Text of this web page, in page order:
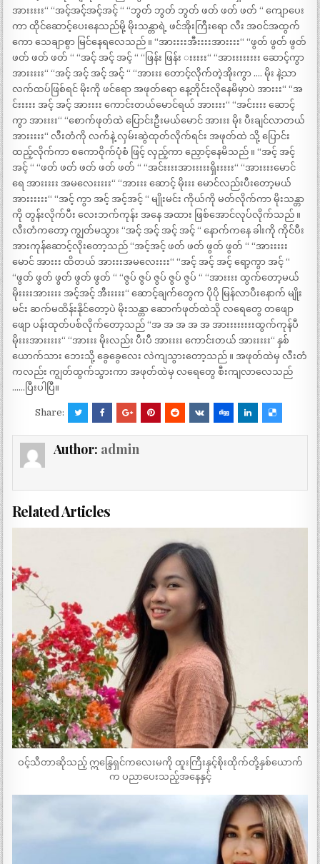
အားးးးး“ “အင့်အင့်အင့်အင့် “ “ဘွတ် ဘွတ် ဘွတ် ဖတ် ဖတ် ဖတ် “ ကျောပေး
ကာ ထိုင်ဆောင့်ပေးနေသည်မို့ မိုးသန္တာရဲ့ ဖင်အိုးကြီးရော လီး အဝင်အထွက်
ကော သေချာစွာ မြင်နေရလေသည် ။ “အားးးးအီးးးးအားးးး“ “ဖွတ် ဖွတ် ဖွတ်
ဖတ် ဖတ် ဖတ် “ “အင့် အင့် အင့် “ “ဖြန်း ဖြန်း းးးးး“ “အားးးးးးးး ဆောင့်ကွာ
အားးးးး“ “အင့် အင့် အင့် အင့် “ “အားးး တောင့်လိုက်တဲ့အိုးကွာ …. မိုး နဲ့သာ
လက်ထပ်ဖြစ်ရင် မိုးကို ဖင်ရော အဖုတ်ရော နေ့တိုင်းလိုနေမိမှာပဲ အားးး“ “အ
င်းးးးး အင့် အင့် အားးးး ကောင်းတယ်မောင်ရယ် အားးးး“ “အင်းးးး ဆောင့်
ကွာ အားးးး“ “စောက်ဖုတ်ထဲ ပြောင်းဦးမယ်မောင် အားးး မိုး ပီးချင်လာတယ်
အားးးးး“ လီးတံကို လက်နဲ့ လှမ်းဆွဲထုတ်လိုက်ရင်း အဖုတ်ထဲ သို့ ပြောင်း
ထည့်လိုက်ကာ စကောဝိုက်ပုံစံ ဖြင့် လှည့်ကာ ညှောင့်နေမိသည် ။ “အင့် အင့်
အင့် “ “ဖတ် ဖတ် ဖတ် ဖတ် ဖတ် “ “အင်းးးးအားးးးးရှိးးးးး“ “အားးးးမောင်
ရေ အားးးးး အမလေးးးးး“ “အားးး ဆောင့် မိုးးး မောင်လည်းပီးတော့မယ်
အားးးးးး“ “အင့် ကွာ အင့် အင့်အင့် “ မျိုးမင်း ကိုယ်ကို မတ်လိုက်ကာ မိုးသန္တာ
ကို တွန်းလိုက်ပီး လေးဘက်ကုန်း အနေ အထား ဖြစ်အောင်လုပ်လိုက်သည် ။
လီးတံကတော့ ကျွတ်မသွား “အင့် အင့် အင့် အင့် “ နောက်ကနေ ခါးကို ကိုင်ပီး
အားကုန်ဆောင့်လိုးတော့သည် “အင့်အင့် ဖတ် ဖတ် ဖွတ် ဖွတ် “ “အားးးးး
မောင် အားးး ထိတယ် အားးးအမလေးးးး“ “အင့် အင့် အင့် ရော့ကွာ အင့် “
“ဖွတ် ဖွတ် ဖွတ် ဖွတ် ဖွတ် “ “ဇွပ် ဇွပ် ဇွပ် ဇွပ် ဇွပ် “ “အားးးး ထွက်တော့မယ်
မိုးးးးအားးးး အင့်အင့် အီးးးးး“ ဆောင့်ချက်တွေက ပိုပို မြန်လာပီးနောက် မျိုး
မင်း ဆက်မထိန်းနိုင်တော့ပဲ မိုးသန္တာ ဆောက်ဖုတ်ထဲသို လရေတွေ တဖျော
ဖျော ပန်းထုတ်ပစ်လိုက်တော့သည် “အ အ အ အ အ အားးးးးးးးထွက်ကုန်ပီ
မိုးးးအားးးးး“ “အားးး မိုးလည်း ပီးပီ အားးးး ကောင်းတယ် အားးးးး“ နှစ်
ယောက်သား ဘေးသို့ ခွေခွေလေး လဲကျသွားတော့သည် ။ အဖုတ်ထဲမှ လီးတံ
ကလည်း ကျွတ်ထွက်သွားကာ အဖုတ်ထဲမှ လရေတွေ စီးကျလာလေသည်
……ပြီးပါပြီ။
Share:
Author: admin
Related Articles
ဝင့်သီတာဆိုသည့် ဣန္ဒြေရှင်ကလေးမကို ထူးကြီးနှင့်စိုးထိုက်တို့နှစ်ယောက်
က ပညာပေးသည့်အနေနှင့်